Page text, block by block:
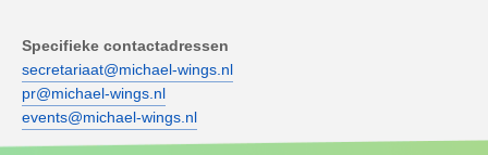
Specifieke contactadressen
secretariaat@michael-wings.nl
pr@michael-wings.nl
events@michael-wings.nl